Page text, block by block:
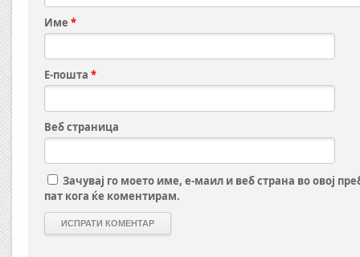
Име *
Е-пошта *
Веб страница
Зачувај го моето име, е-маил и веб страна во овој
пат кога ќе коментирам.